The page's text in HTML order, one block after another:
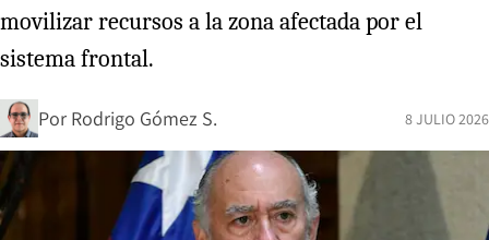
movilizar recursos a la zona afectada por el
sistema frontal.
Por Rodrigo Gómez S. 8 JULIO 2026